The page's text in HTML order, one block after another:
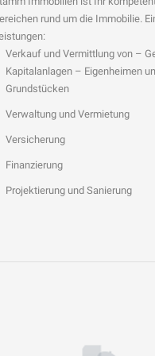
rund um die Immobilie.
Verkauf und Vermittlung von –
Kapitalanlagen – Eigenheimen
Grundstücken
Verwaltung und Vermietung
Versicherung
Finanzierung
Projektierung und Sanierung